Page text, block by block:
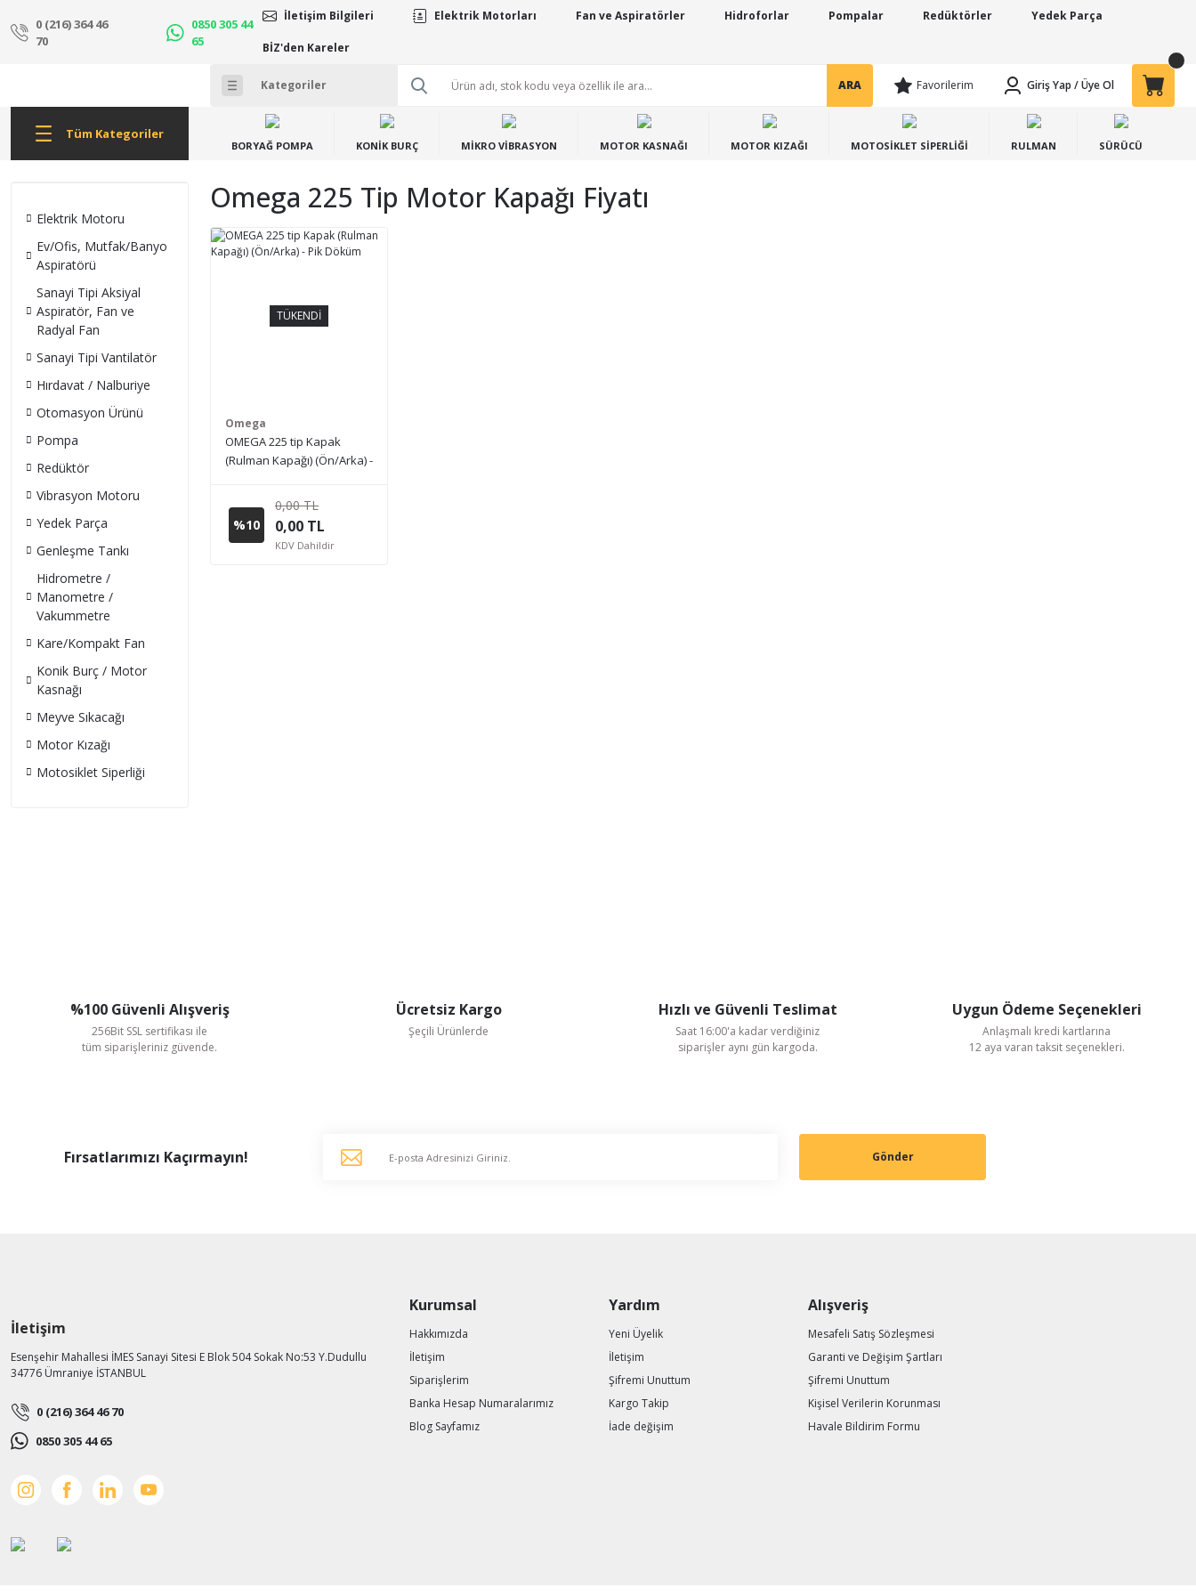
0 (216) 364 46
70
0850 305 44
65
İletişim Bilgileri Elektrik Motorları Fan ve Aspiratörler Hidroforlar Pompalar Redüktörler Yedek Parça
BİZ'den Kareler
ARA Favorilerim Giriş Yap /Üye Ol
Tüm Kategoriler
BORYAĞ POMPA KONİK BURÇ MİKRO VİBRASYON MOTOR KASNAĞI MOTOR KIZAĞI MOTOSİKLET SİPERLİĞİ RULMAN SÜRÜCÜ
Elektrik Motoru
Ev/Ofis, Mutfak/Banyo
Aspiratörü
Sanayi Tipi Aksiyal
Aspiratör, Fan ve
Radyal Fan
Sanayi Tipi Vantilatör
Hırdavat / Nalburiye
Otomasyon Ürünü
Pompa
Redüktör
Vibrasyon Motoru
Yedek Parça
Genleşme Tankı
Hidrometre /
Manometre /
Vakummetre
Kare/Kompakt Fan
Konik Burç / Motor
Kasnağı
Meyve Sıkacağı
Motor Kızağı
Motosiklet Siperliği
Omega 225 Tip Motor Kapağı Fiyatı
TÜKENDİ
Omega
OMEGA 225 tip Kapak
(Rulman Kapağı) (Ön/Arka) -
%10
0,00 TL
0,00 TL
KDV Dahildir
%100 Güvenli Alışveriş
256Bit SSL sertifikası ile
tüm siparişleriniz güvende.
Ücretsiz Kargo
Şeçili Ürünlerde
Hızlı ve Güvenli Teslimat
Saat 16:00'a kadar verdiğiniz
siparişler aynı gün kargoda.
Uygun Ödeme Seçenekleri
Anlaşmalı kredi kartlarına
12 aya varan taksit seçenekleri.
Fırsatlarımızı Kaçırmayın! Gönder
İletişim
Esenşehir Mahallesi İMES Sanayi Sitesi E Blok 504 Sokak No:53 Y.Dudullu
34776 Ümraniye İSTANBUL
0 (216) 364 46 70
0850 305 44 65
Kurumsal
Hakkımızda
İletişim
Siparişlerim
Banka Hesap Numaralarımız
Blog Sayfamız
Yardım
Yeni Üyelik
İletişim
Şifremi Unuttum
Kargo Takip
İade değişim
Alışveriş
Mesafeli Satış Sözleşmesi
Garanti ve Değişim Şartları
Şifremi Unuttum
Kişisel Verilerin Korunması
Havale Bildirim Formu